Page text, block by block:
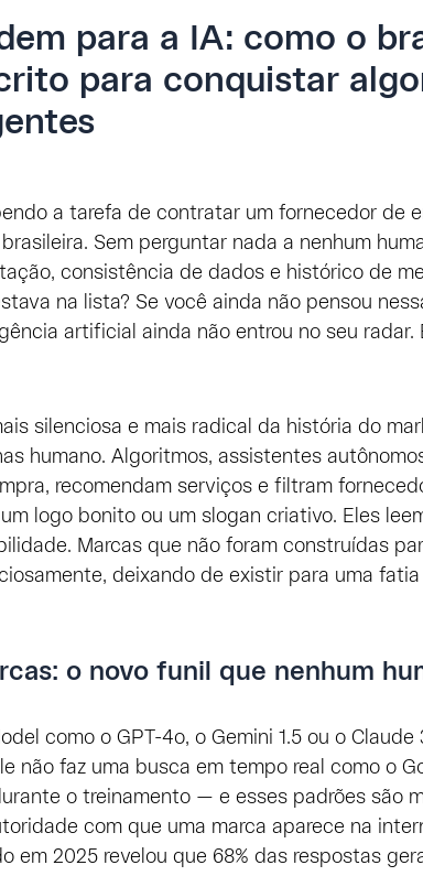
para a IA: como o
para conquistar
a tarefa de contratar um fornecedor de
Sem perguntar nada a nenhum
consistência de dados e histórico de
na lista? Se você ainda não pensou
artificial ainda não entrou no seu radar.
silenciosa e mais radical da história do
humano. Algoritmos, assistentes
recomendam serviços e filtram
logo bonito ou um slogan criativo. Eles
Marcas que não foram construídas
deixando de existir para uma
o novo funil que nenhum
como o GPT-4o, o Gemini 1.5 ou o Claude
não faz uma busca em tempo real como o
o treinamento — e esses padrões são
com que uma marca aparece na
em 2025 revelou que 68% das respostas